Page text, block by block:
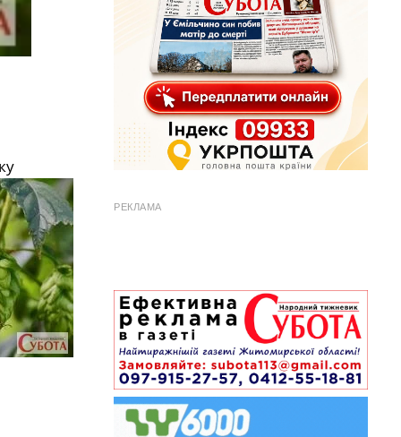
РЕКЛАМА